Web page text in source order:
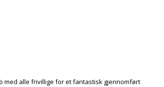
med alle frivillige for et fantastisk gjennomført